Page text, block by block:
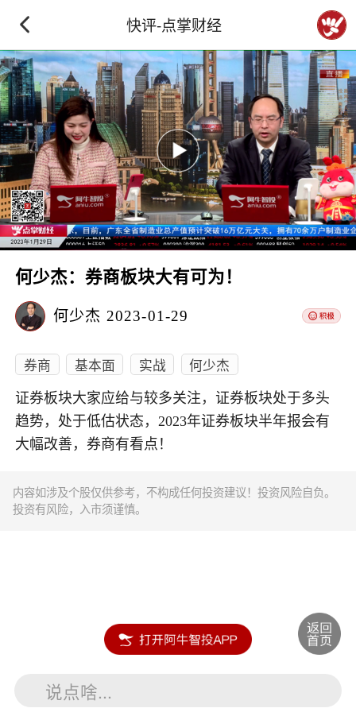
快评-点掌财经
何少杰：券商板块大有可为！
何少杰 2023-01-29
券商 基本面 实战 何少杰
证券板块大家应给与较多关注，证券板块处于多头
趋势，处于低估状态，2023年证券板块半年报会有
大幅改善，券商有看点！
内容如涉及个股仅供参考，不构成任何投资建议！投资风险自负。
投资有风险，入市须谨慎。
说点啥...